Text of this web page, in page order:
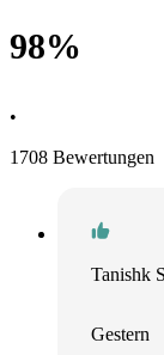
98%
•
1708 Bewertungen
Tanishk
Gestern